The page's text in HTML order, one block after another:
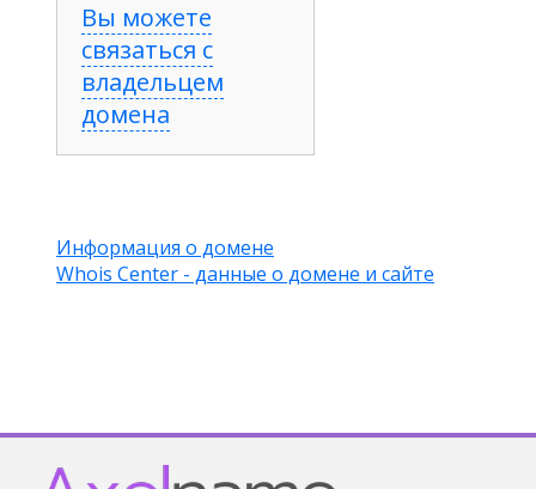
Вы можете
связаться с
владельцем
домена
Информация о домене
Whois Center - данные о домене и сайте